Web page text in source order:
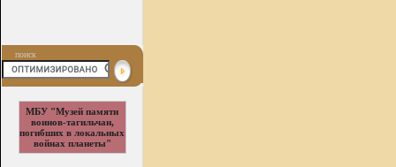
поиск
МБУ "Музей памяти
воинов-тагильчан,
погибших в локальных
войнах планеты"